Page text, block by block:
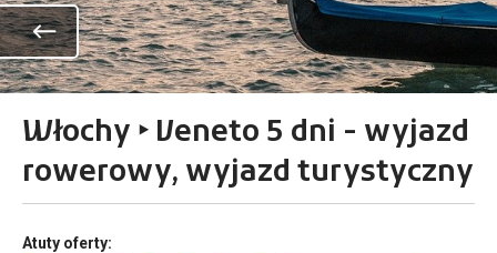
Włochy ‣ Veneto 5 dni - wyjazd
rowerowy, wyjazd turystyczny
Atuty oferty: